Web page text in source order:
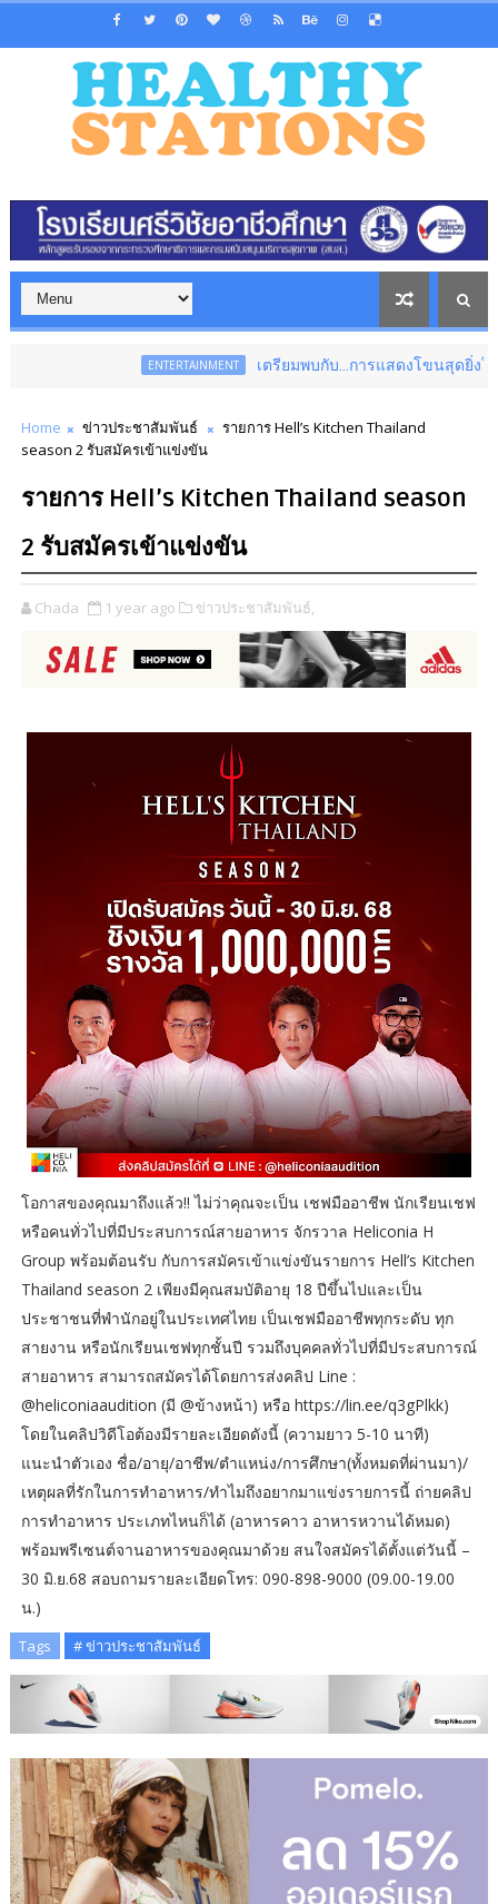
ENTERTAINMENT เตรียมพบกับ...การแสดงโขนสุดยิ่งใหญ่แห่ง
Home ข่าวประชาสัมพันธ์
รายการ Hell’s Kitchen Thailand
season 2 รับสมัครเข้าแข่งขัน
รายการ Hell’s Kitchen Thailand season
2 รับสมัครเข้าแข่งขัน
Chada 1 year ago ข่าวประชาสัมพันธ์,
โอกาสของคุณมาถึงแล้ว!! ไม่ว่าคุณจะเป็น เชฟมืออาชีพ นักเรียนเชฟ
หรือคนทั่วไปที่มีประสบการณ์สายอาหาร จักรวาล Heliconia H
Group พร้อมต้อนรับ กับการสมัครเข้าแข่งขันรายการ Hell’s Kitchen
Thailand season 2 เพียงมีคุณสมบัติอายุ 18 ปีขึ้นไปและเป็น
ประชาชนที่พำนักอยู่ในประเทศไทย เป็นเชฟมืออาชีพทุกระดับ ทุก
สายงาน หรือนักเรียนเชฟทุกชั้นปี รวมถึงบุคคลทั่วไปที่มีประสบการณ์
สายอาหาร สามารถสมัครได้โดยการส่งคลิป Line :
@heliconiaaudition (มี @ข้างหน้า) หรือ https://lin.ee/q3gPlkk)
โดยในคลิปวิดีโอต้องมีรายละเอียดดังนี้ (ความยาว 5-10 นาที)
แนะนำตัวเอง ชื่อ/อายุ/อาชีพ/ตำแหน่ง/การศึกษา(ทั้งหมดที่ผ่านมา)/
เหตุผลที่รักในการทำอาหาร/ทำไมถึงอยากมาแข่งรายการนี้ ถ่ายคลิป
การทำอาหาร ประเภทไหนก็ได้ (อาหารคาว อาหารหวานได้หมด)
พร้อมพรีเซนต์จานอาหารของคุณมาด้วย สนใจสมัครได้ตั้งแต่วันนี้ –
30 มิ.ย.68 สอบถามรายละเอียดโทร: 090-898-9000 (09.00-19.00
น.)
Tags # ข่าวประชาสัมพันธ์